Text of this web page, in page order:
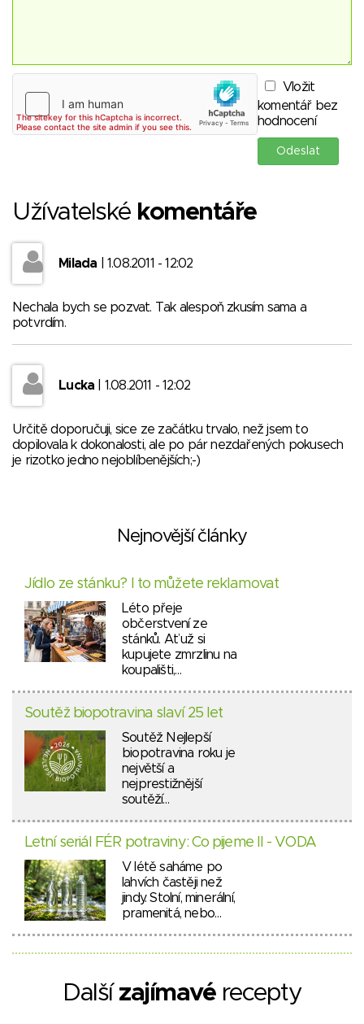
Vložit
komentář bez
hodnocení
Užívatelské komentáře
Milada | 1.08.2011 - 12:02
Nechala bych se pozvat. Tak alespoň zkusím sama a
potvrdím.
Lucka | 1.08.2011 - 12:02
Určitě doporučuji, sice ze začátku trvalo, než jsem to
dopilovala k dokonalosti, ale po pár nezdařených pokusech
je rizotko jedno nejoblíbenějších;-)
Nejnovější články
Jídlo ze stánku? I to můžete reklamovat
Léto přeje
občerstvení ze
stánků. Ať už si
kupujete zmrzlinu na
koupališti,…
Soutěž biopotravina slaví 25 let
Soutěž Nejlepší
biopotravina roku je
největší a
nejprestižnější
soutěží…
Letní seriál FÉR potraviny: Co pijeme II - VODA
V létě saháme po
lahvích častěji než
jindy. Stolní, minerální,
pramenitá, nebo…
Další zajímavérecepty